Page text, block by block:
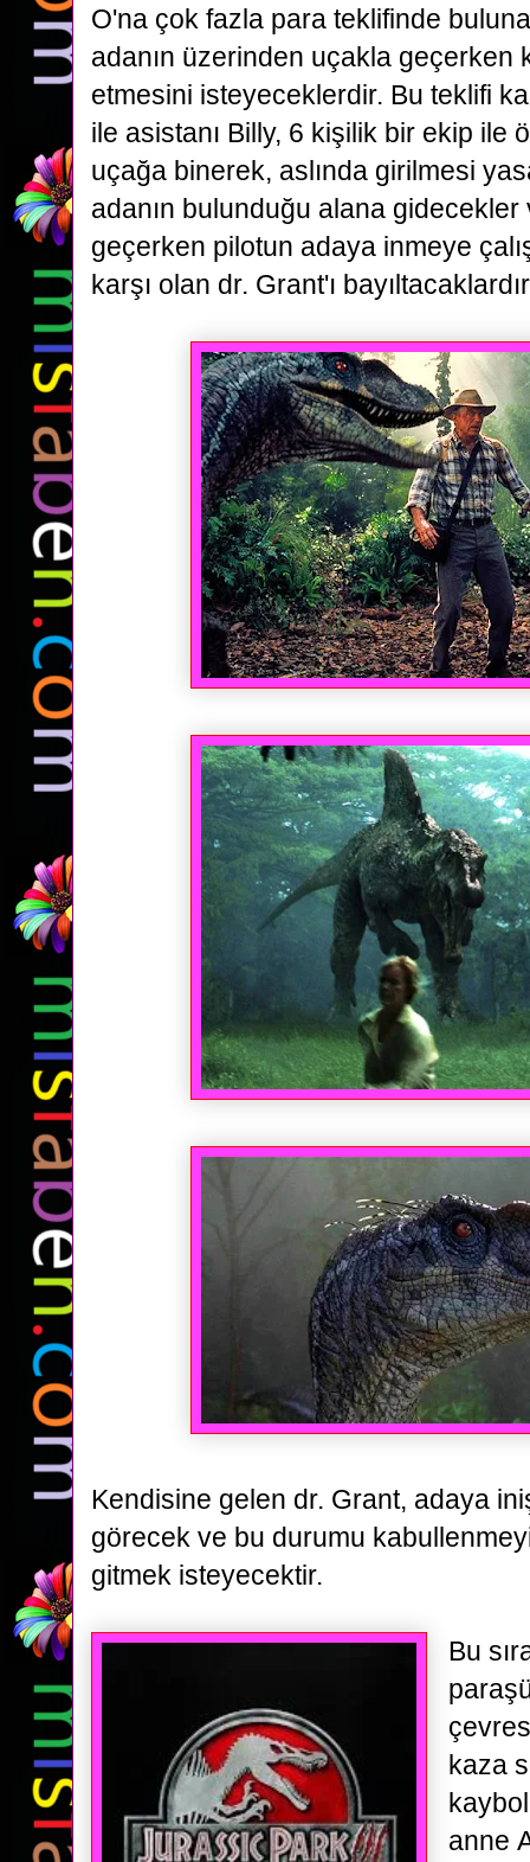
O'na çok fazla para teklifinde
adanın üzerinden uçakla geçerken
etmesini isteyeceklerdir. Bu teklifi
ile asistanı Billy, 6 kişilik bir ekip ile
uçağa binerek, aslında girilmesi
adanın bulunduğu alana gidecekler
geçerken pilotun adaya inmeye
karşı olan dr. Grant'ı
Kendisine gelen dr. Grant, adaya
görecek ve bu durumu
gitmek isteyecektir.
Bu
kaza
anne